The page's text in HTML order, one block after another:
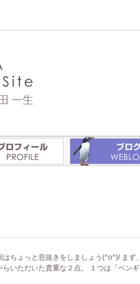
ちょっと息抜きをしましょう(^o^)/ ま
いただいた貴重な２点。 １つは「ペン